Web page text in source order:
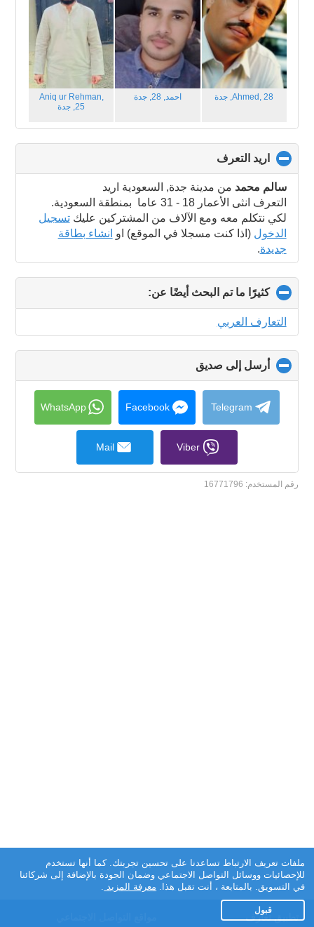
Ahmed, 28, جدة‎ احمد, 28, جدة‎
Aniq ur Rehman,
25, جدة‎
اريد التعرف
to
collapse
contents
سالم محمد
من مدينة جدة‎, السعودية اريد
التعرف انثى الأعمار 18 - 31 عاما بمنطقة السعودية.
لكي نتكلم معه ومع الآلاف من المشتركين عليكتسجيل
الدخول (اذا كنت مسجلا في الموقع) او انشاء بطاقة
جديدة.
كثيرًا ما تم البحث أيضًا عن:
to
contents
التعارف العربي
أرسل إلى صديق
to
collapse
contents
Telegram
Facebook
WhatsApp
Viber
Mail
رقم المستخدم: 16771796
تطبيق تعارف
ملفات تعريف الارتباط تساعدنا على تحسين تجربتك. كما أنها تستخدم
للإحصائيات ووسائل التواصل الاجتماعي وضمان الجودة بالإضافة إلى شركائنا
في التسويق. بالمتابعة ، أنت تقبل هذا. معرفة المزيد .
قبول